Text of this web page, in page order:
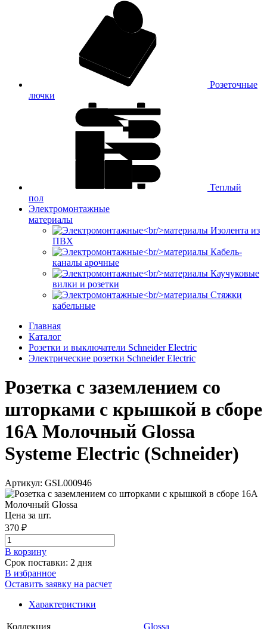
Розеточные
лючки
Теплый
пол
Электромонтажные
материалы
Изолента из
ПВХ
Кабель-
каналы арочные
Каучуковые
вилки и розетки
Стяжки
кабельные
Главная
Каталог
Розетки и выключатели Schneider Electric
Электрические розетки Schneider Electric
Розетка с заземлением со
шторками с крышкой в сборе
16А Молочный Glossa
Systeme Electric (Schneider)
Артикул: GSL000946
Цена за шт.
370 ₽
В корзинy
Срок поставки: 2 дня
В избранное
Оставить заявку на расчет
Характеристики
Коллекция
Glossa